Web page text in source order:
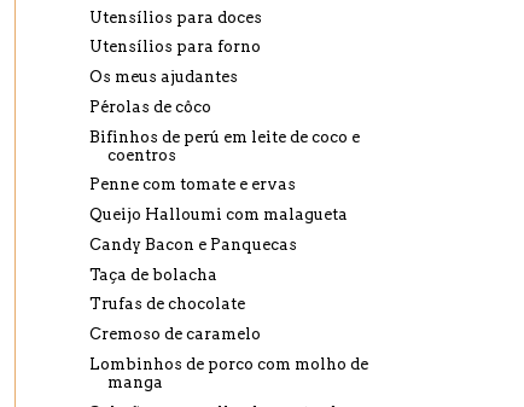
Utensílios para doces
Utensílios para forno
Os meus ajudantes
Pérolas de côco
Bifinhos de perú em leite de coco e
coentros
Penne com tomate e ervas
Queijo Halloumi com malagueta
Candy Bacon e Panquecas
Taça de bolacha
Trufas de chocolate
Cremoso de caramelo
Lombinhos de porco com molho de
manga